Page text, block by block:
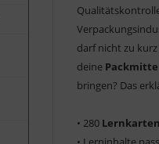
darf nicht zu
deine
bringen? Das
• 280